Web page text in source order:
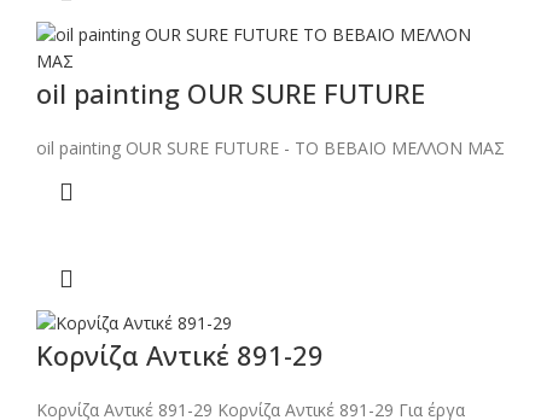
oil painting OUR SURE FUTURE
oil painting OUR SURE FUTURE - ΤΟ ΒΕΒΑΙΟ ΜΕΛΛΟΝ ΜΑΣ
Κορνίζα Αντικέ 891-29
Κορνίζα Αντικέ 891-29 Κορνίζα Αντικέ 891-29 Για έργα